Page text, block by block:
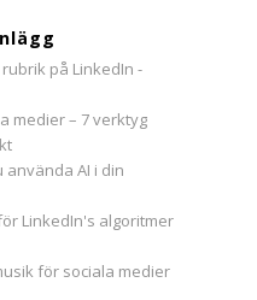
på LinkedIn -
medier – 7 verktyg
använda AI i din
LinkedIn's algoritmer
för sociala medier